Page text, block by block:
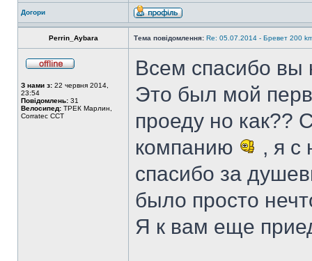
Догори
Perrin_Aybara Тема повідомлення: Re: 05.07.2014 - Бревет 200
З нами з: 22 червня 2014,
23:54
Повідомлень: 31
Велосипед: ТРЕК Марлин,
Corratec CCT
Всем спасибо вы
Это был мой
проеду но как??
компанию
, я с
спасибо за
было просто
Я к вам еще